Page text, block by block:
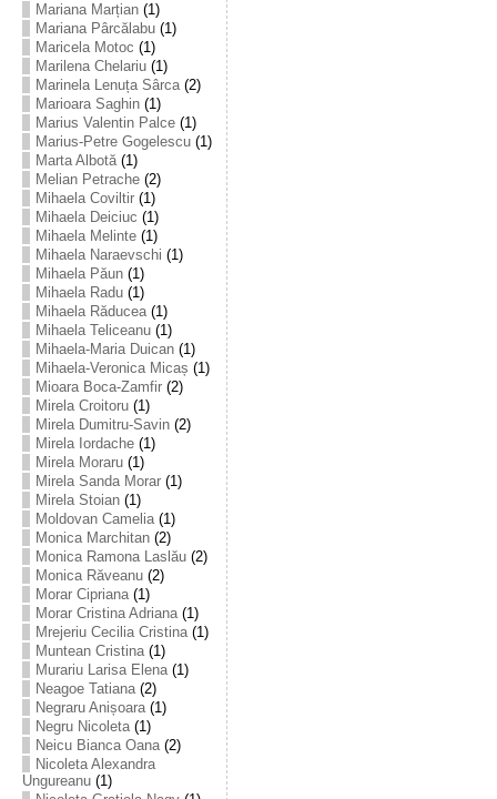
Mariana Marțian(1)
Mariana Pârcălabu(1)
Maricela Motoc (1)
Marilena Chelariu(1)
Marinela Lenuța Sârca(2)
Marioara Saghin(1)
Marius Valentin Palce(1)
Marius-Petre Gogelescu(1)
Marta Albotă(1)
Melian Petrache(2)
Mihaela Coviltir(1)
Mihaela Deiciuc (1)
Mihaela Melinte(1)
Mihaela Naraevschi (1)
Mihaela Păun(1)
Mihaela Radu(1)
Mihaela Răducea(1)
Mihaela Teliceanu(1)
Mihaela-Maria Duican(1)
Mihaela-Veronica Micaș (1)
Mioara Boca-Zamfir(2)
Mirela Croitoru(1)
Mirela Dumitru-Savin(2)
Mirela Iordache(1)
Mirela Moraru(1)
Mirela Sanda Morar(1)
Mirela Stoian(1)
Moldovan Camelia(1)
Monica Marchitan(2)
Monica Ramona Laslău(2)
Monica Răveanu(2)
Morar Cipriana(1)
Morar Cristina Adriana(1)
Mrejeriu Cecilia Cristina(1)
Muntean Cristina(1)
Murariu Larisa Elena(1)
Neagoe Tatiana(2)
Negraru Anișoara(1)
Negru Nicoleta(1)
Neicu Bianca Oana(2)
Nicoleta Alexandra
Ungureanu(1)